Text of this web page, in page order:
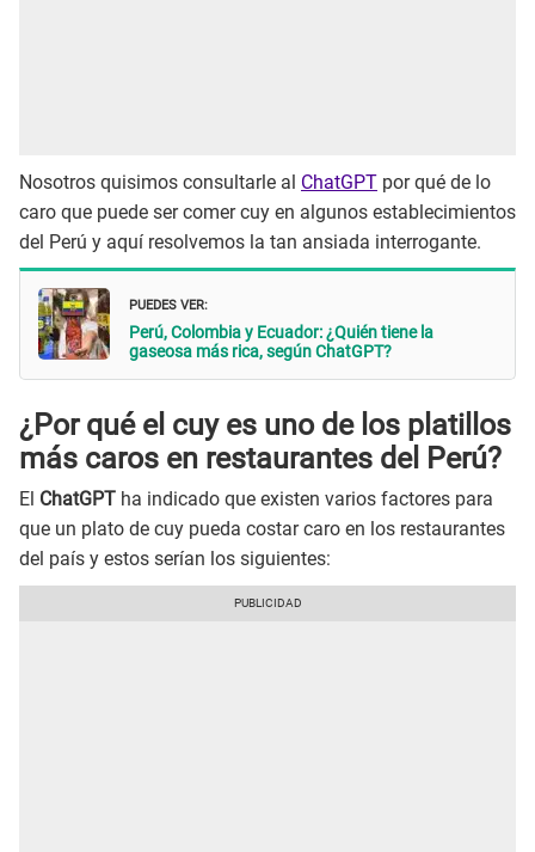
Nosotros quisimos consultarle al ChatGPT por qué de lo
caro que puede ser comer cuy en algunos establecimientos
del Perú y aquí resolvemos la tan ansiada interrogante.
PUEDES VER:
Perú, Colombia y Ecuador: ¿Quién tiene la
gaseosa más rica, según ChatGPT?
¿Por qué el cuy es uno de los platillos
más caros en restaurantes del Perú?
El ChatGPT ha indicado que existen varios factores para
que un plato de cuy pueda costar caro en los restaurantes
del país y estos serían los siguientes: